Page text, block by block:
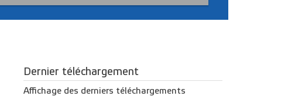
Dernier téléchargement
Affichage des derniers téléchargements